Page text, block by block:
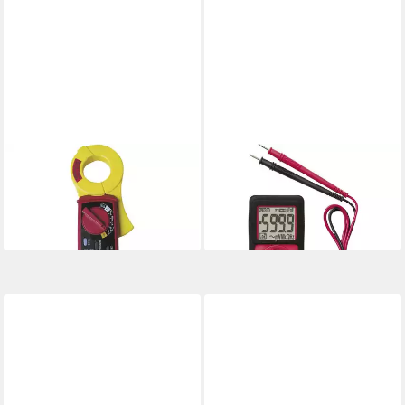
BEHA AMPROBE
Multimeter Leckstromzange
AC50A 3454543
ab 498,54 €
in 2-3 Werktagen bei dir
BEHA AMPROBE
Taschenmultimeter 2727721
ab 89,08 €
in 2-3 Werktagen bei dir